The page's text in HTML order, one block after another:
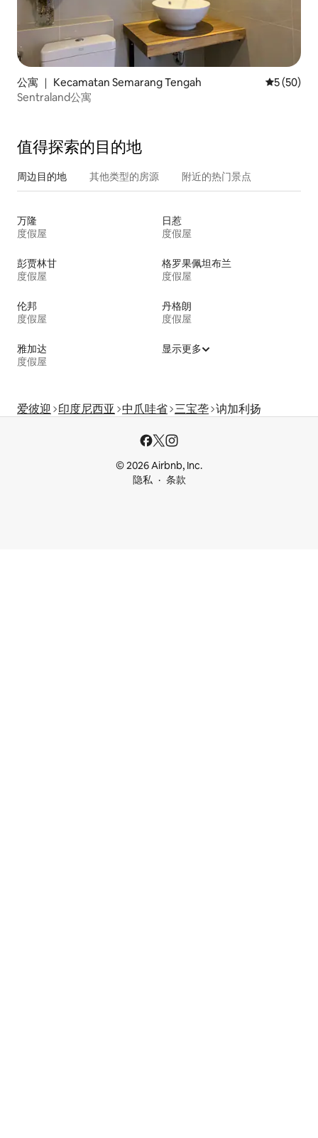
公寓 ｜ Kecamatan Semarang Tengah 平均评分
5 (50)
Sentraland公寓
值得探索的目的地
周边目的地 其他类型的房源 附近的热门景点
万隆
度假屋
日惹
度假屋
彭贾林甘
度假屋
格罗果佩坦布兰
度假屋
伦邦
度假屋
丹格朗
度假屋
雅加达
度假屋
显示更多
爱彼迎 印度尼西亚 中爪哇省 三宝垄 讷加利扬
© 2026 Airbnb, Inc.
隐私
条款